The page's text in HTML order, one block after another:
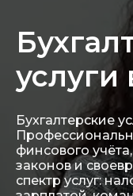
услуги
Бухгалтерские
финсового
законов и
спектр услуг: